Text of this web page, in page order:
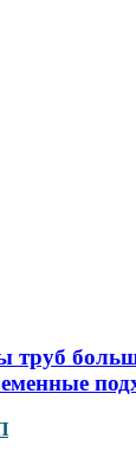
труб